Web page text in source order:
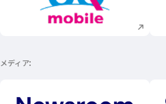
新規ウィンドウで開く
メディア